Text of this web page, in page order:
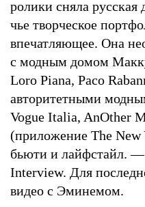
ролики сняла русская
чье творческое
впечатляющее. Она
с модным домом
Loro Piana, Paco
авторитетными
Vogue Italia, AnOther
(приложение The
бьюти и лайфстайл. —
Interview. Для
видео с Эминемом.